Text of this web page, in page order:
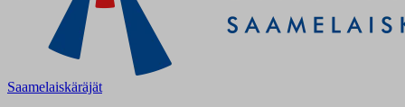
Saamelaiskäräjät